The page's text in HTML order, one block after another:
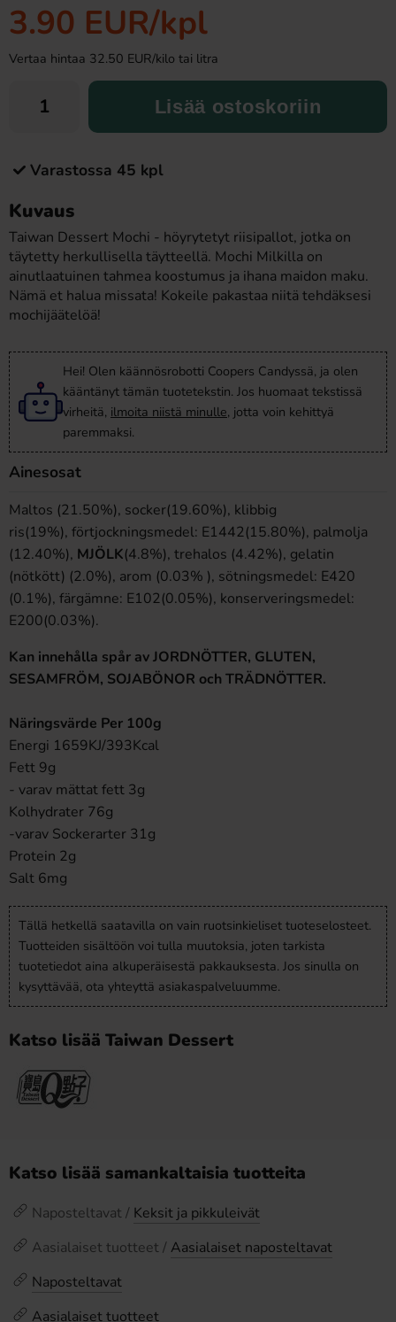
3.90 EUR/kpl
Vertaa hintaa 32.50 EUR/kilo tai litra
Lisää ostoskoriin
Varastossa 45 kpl
Kuvaus
Taiwan Dessert Mochi - höyrytetyt riisipallot, jotka on
täytetty herkullisella täytteellä. Mochi Milkilla on
ainutlaatuinen tahmea koostumus ja ihana maidon maku.
Nämä et halua missata! Kokeile pakastaa niitä tehdäksesi
mochijäätelöä!
Hei! Olen käännösrobotti Coopers Candyssä, ja olen
kääntänyt tämän tuotetekstin. Jos huomaat tekstissä
virheitä, ilmoita niistä minulle, jotta voin kehittyä
paremmaksi.
Ainesosat
Maltos (21.50%), socker(19.60%), klibbig
ris(19%), förtjockningsmedel: E1442(15.80%), palmolja
(12.40%), MJÖLK(4.8%), trehalos (4.42%), gelatin
(nötkött) (2.0%), arom (0.03% ), sötningsmedel: E420
(0.1%), färgämne: E102(0.05%), konserveringsmedel:
E200(0.03%).
Kan innehålla spår av JORDNÖTTER, GLUTEN,
SESAMFRÖM, SOJABÖNOR och TRÄDNÖTTER.
Näringsvärde Per 100g
Energi 1659KJ/393Kcal
Fett 9g
- varav mättat fett 3g
Kolhydrater 76g
-varav Sockerarter 31g
Protein 2g
Salt 6mg
Tällä hetkellä saatavilla on vain ruotsinkieliset tuoteselosteet.
Tuotteiden sisältöön voi tulla muutoksia, joten tarkista
tuotetiedot aina alkuperäisestä pakkauksesta. Jos sinulla on
kysyttävää, ota yhteyttä asiakaspalveluumme.
Katso lisää Taiwan Dessert
Katso lisää samankaltaisia tuotteita
Naposteltavat / Keksit ja pikkuleivät
Aasialaiset tuotteet / Aasialaiset naposteltavat
Naposteltavat
Aasialaiset tuotteet